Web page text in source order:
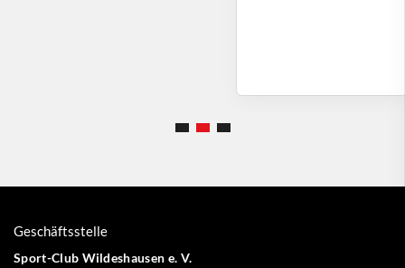
Geschäftsstelle
Sport-Club Wildeshausen e. V.